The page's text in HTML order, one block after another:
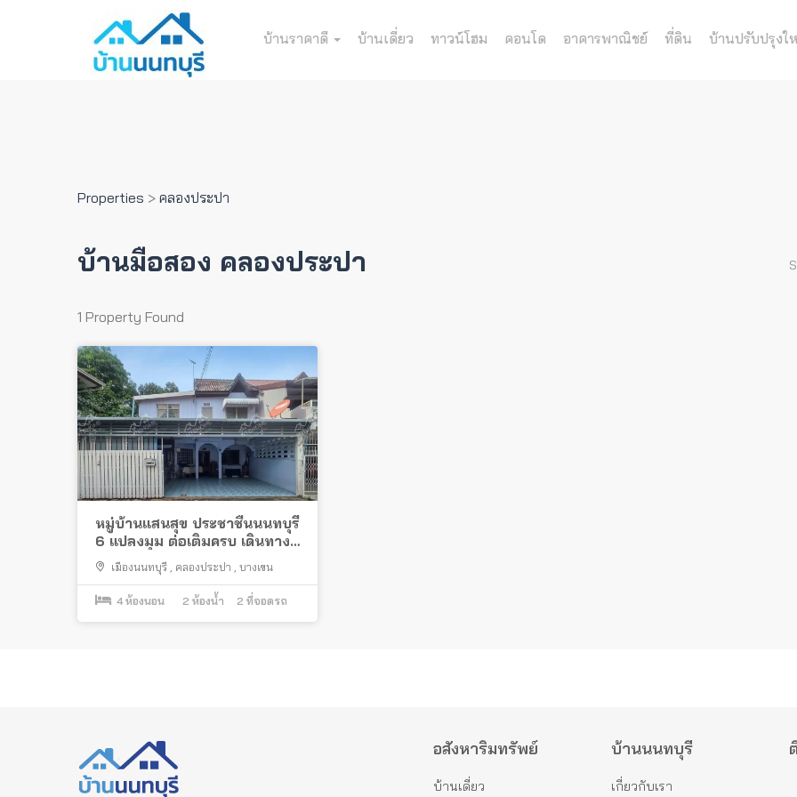
บ้านราคาดี บ้านเดี่ยว ทาวน์โฮม คอนโด อาคารพาณิชย์ ที่ดิน บ้านปรับปรุงใ
Properties > คลองประปา
บ้านมือสอง คลองประปา
1 Property Found
หมู่บ้านแสนสุข ประชาชื่นนนทบุรี
6 แปลงมุม ต่อเติมครบ เดินทาง
สะดวก ใกล้ม.ธุรกิจบัณฑิต
เมืองนนทบุรี , คลองประปา , บางเขน
4 ห้องนอน 2 ห้องน้ำ 2 ที่จอดรถ
อสังหาริมทรัพย์
บ้านเดี่ยว
บ้านนนทบุรี
เกี่ยวกับเรา